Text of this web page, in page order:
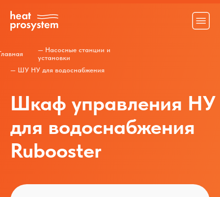
Шкаф управления НУ
Rubooster
— ШУ НУ для водоснабжения